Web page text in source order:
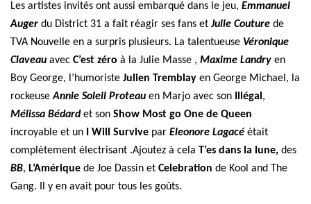
Les artistes invités ont aussi embarqué dans le jeu, Emmanuel
Auger du District 31 a fait réagir ses fans etJulie Couture de
TVA Nouvelle en a surpris plusieurs. La talentueuse Véronique
Claveau avec C’est zéro à la Julie Masse , Maxime Landry en
Boy George, l’humoriste Julien Tremblay en George Michael, la
rockeuseAnnie Soleil Proteau en Marjo avec son Illégal ,
Mélissa Bédardet son Show Most go One de Queen
incroyable et un
I Will Survive par Eleonore Lagacé était
complètement électrisant .Ajoutez à cela T’es dans la lune, des
BB, L’Amérique de Joe Dassin et Celebration de Kool and The
Gang. Il y en avait pour tous les goûts.